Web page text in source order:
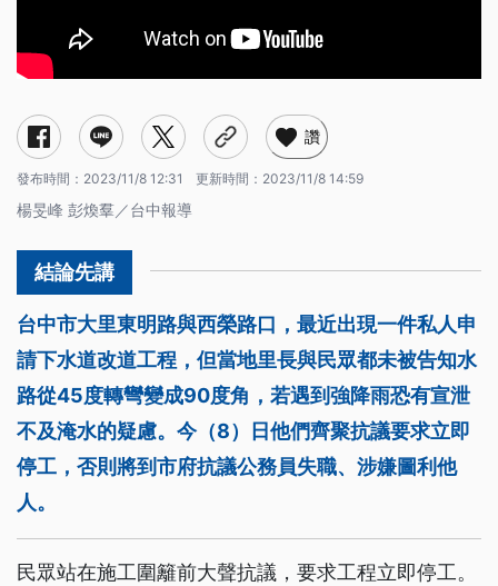
讚
發布時間： 2023/11/8 12:31 更新時間： 2023/11/8 14:59
楊旻峰 彭煥羣／台中報導
台中市大里東明路與西榮路口，最近出現一件私人申
請下水道改道工程，但當地里長與民眾都未被告知水
路從45度轉彎變成90度角，若遇到強降雨恐有宣泄
不及淹水的疑慮。今（8）日他們齊聚抗議要求立即
停工，否則將到市府抗議公務員失職、涉嫌圖利他
人。
民眾站在施工圍籬前大聲抗議，要求工程立即停工。